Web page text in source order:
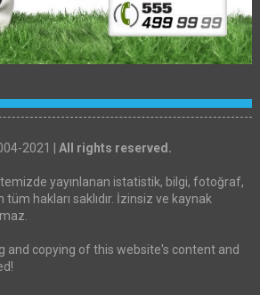
2021 | All rights reserved.
yayınlanan istatistik, bilgi, fotoğraf,
hakları saklıdır. İzinsiz ve kaynak
and copying of this website's content and